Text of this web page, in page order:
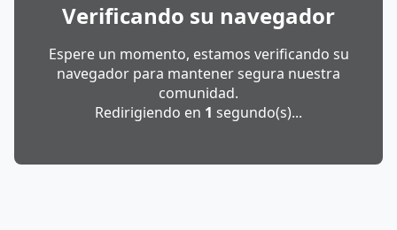
Verificando su navegador
Espere un momento, estamos verificando su
navegador para mantener segura nuestra
comunidad.
Redirigiendo en 1 segundo(s)...